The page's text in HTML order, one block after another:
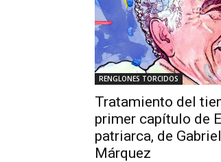
RENGLONES TORCIDOS
Tratamiento del
primer capítulo de
patriarca, de
Márquez